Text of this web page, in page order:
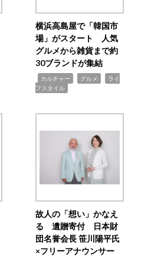
横浜高島屋で「韓国市
場」がスタート 人気
グルメから雑貨まで約
30ブランドが集結
カルチャー グルメ
ライ
フスタイル
故人の「想い」かなえ
る 遺贈寄付 日本財
団名誉会長 笹川陽平氏
×フリーアナウンサー